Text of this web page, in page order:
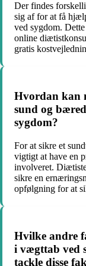
Der findes
sig af for at få
ved sygdom.
online
gratis
Hvordan kan
sund og
sygdom?
For at sikre et
vigtigt at have en
involveret.
sikre en
opfølgning for at
Hvilke andre
i vægttab ved
tackle disse